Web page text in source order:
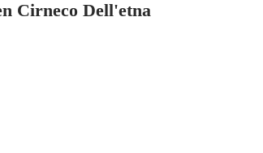
Cirneco Dell'etna